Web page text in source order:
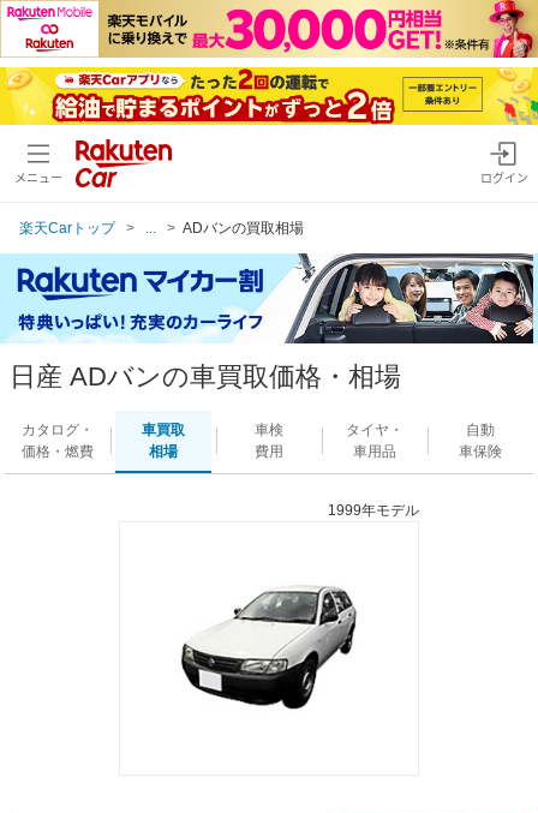
メニュー ログイン
楽天Carトップ ADバンの買取相場
日産 ADバンの車買取価格・相場
カタログ・
価格・燃費
車買取
相場
車検
費用
タイヤ・
車用品
自動
車保険
1999年モデル